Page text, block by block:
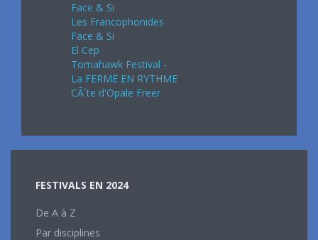
Face & Si
Les Francophonides
Face & Si
El Cep
Tomahawk Festival -
La FERME EN RYTHME
CÃ´te d'Opale Freer
FESTIVALS EN 2024
De A à Z
Par disciplines